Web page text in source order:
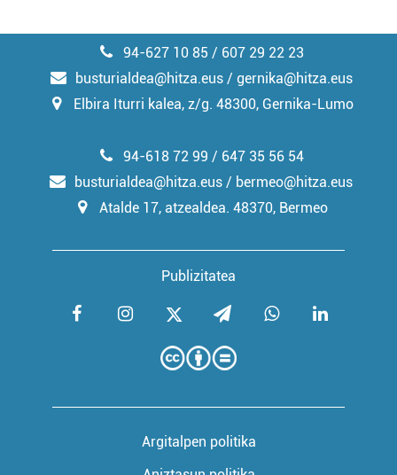
94-627 10 85 / 607 29 22 23
busturialdea@hitza.eus / gernika@hitza.eus
Elbira Iturri kalea, z/g. 48300, Gernika-Lumo
Publizitatea
94-618 72 99 / 647 35 56 54
busturialdea@hitza.eus / bermeo@hitza.eus
Atalde 17, atzealdea. 48370, Bermeo
Argitalpen politika